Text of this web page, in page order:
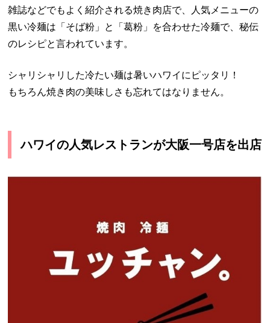
雑誌などでもよく紹介される焼き肉店で、人気メニューの
黒い冷麺は「そば粉」と「葛粉」を合わせた冷麺で、秘伝
のレシピと言われています。
シャリシャリした冷たい麺は暑いハワイにピッタリ！
もちろん焼き肉の美味しさも忘れてはなりません。
ハワイの人気レストランが大阪一号店を出店